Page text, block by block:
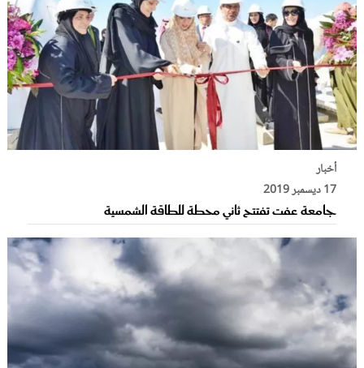
أخبار
17 ديسمبر 2019
جامعة عفت تفتتح ثاني محطة للطاقة الشمسية